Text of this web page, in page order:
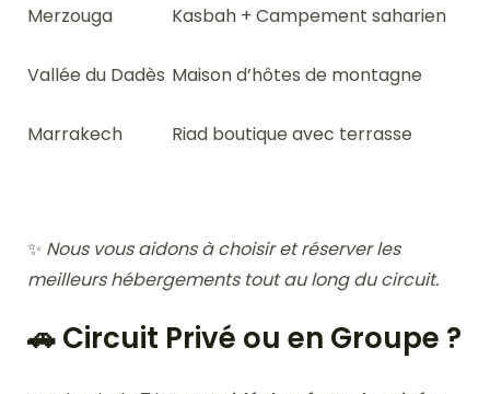
Merzouga Kasbah + Campement saharien
Vallée du Dadès Maison d’hôtes de montagne
Marrakech Riad boutique avec terrasse
✨ Nous vous aidons à choisir et réserver les
meilleurs hébergements tout au long du circuit.
🚗 Circuit Privé ou en Groupe ?